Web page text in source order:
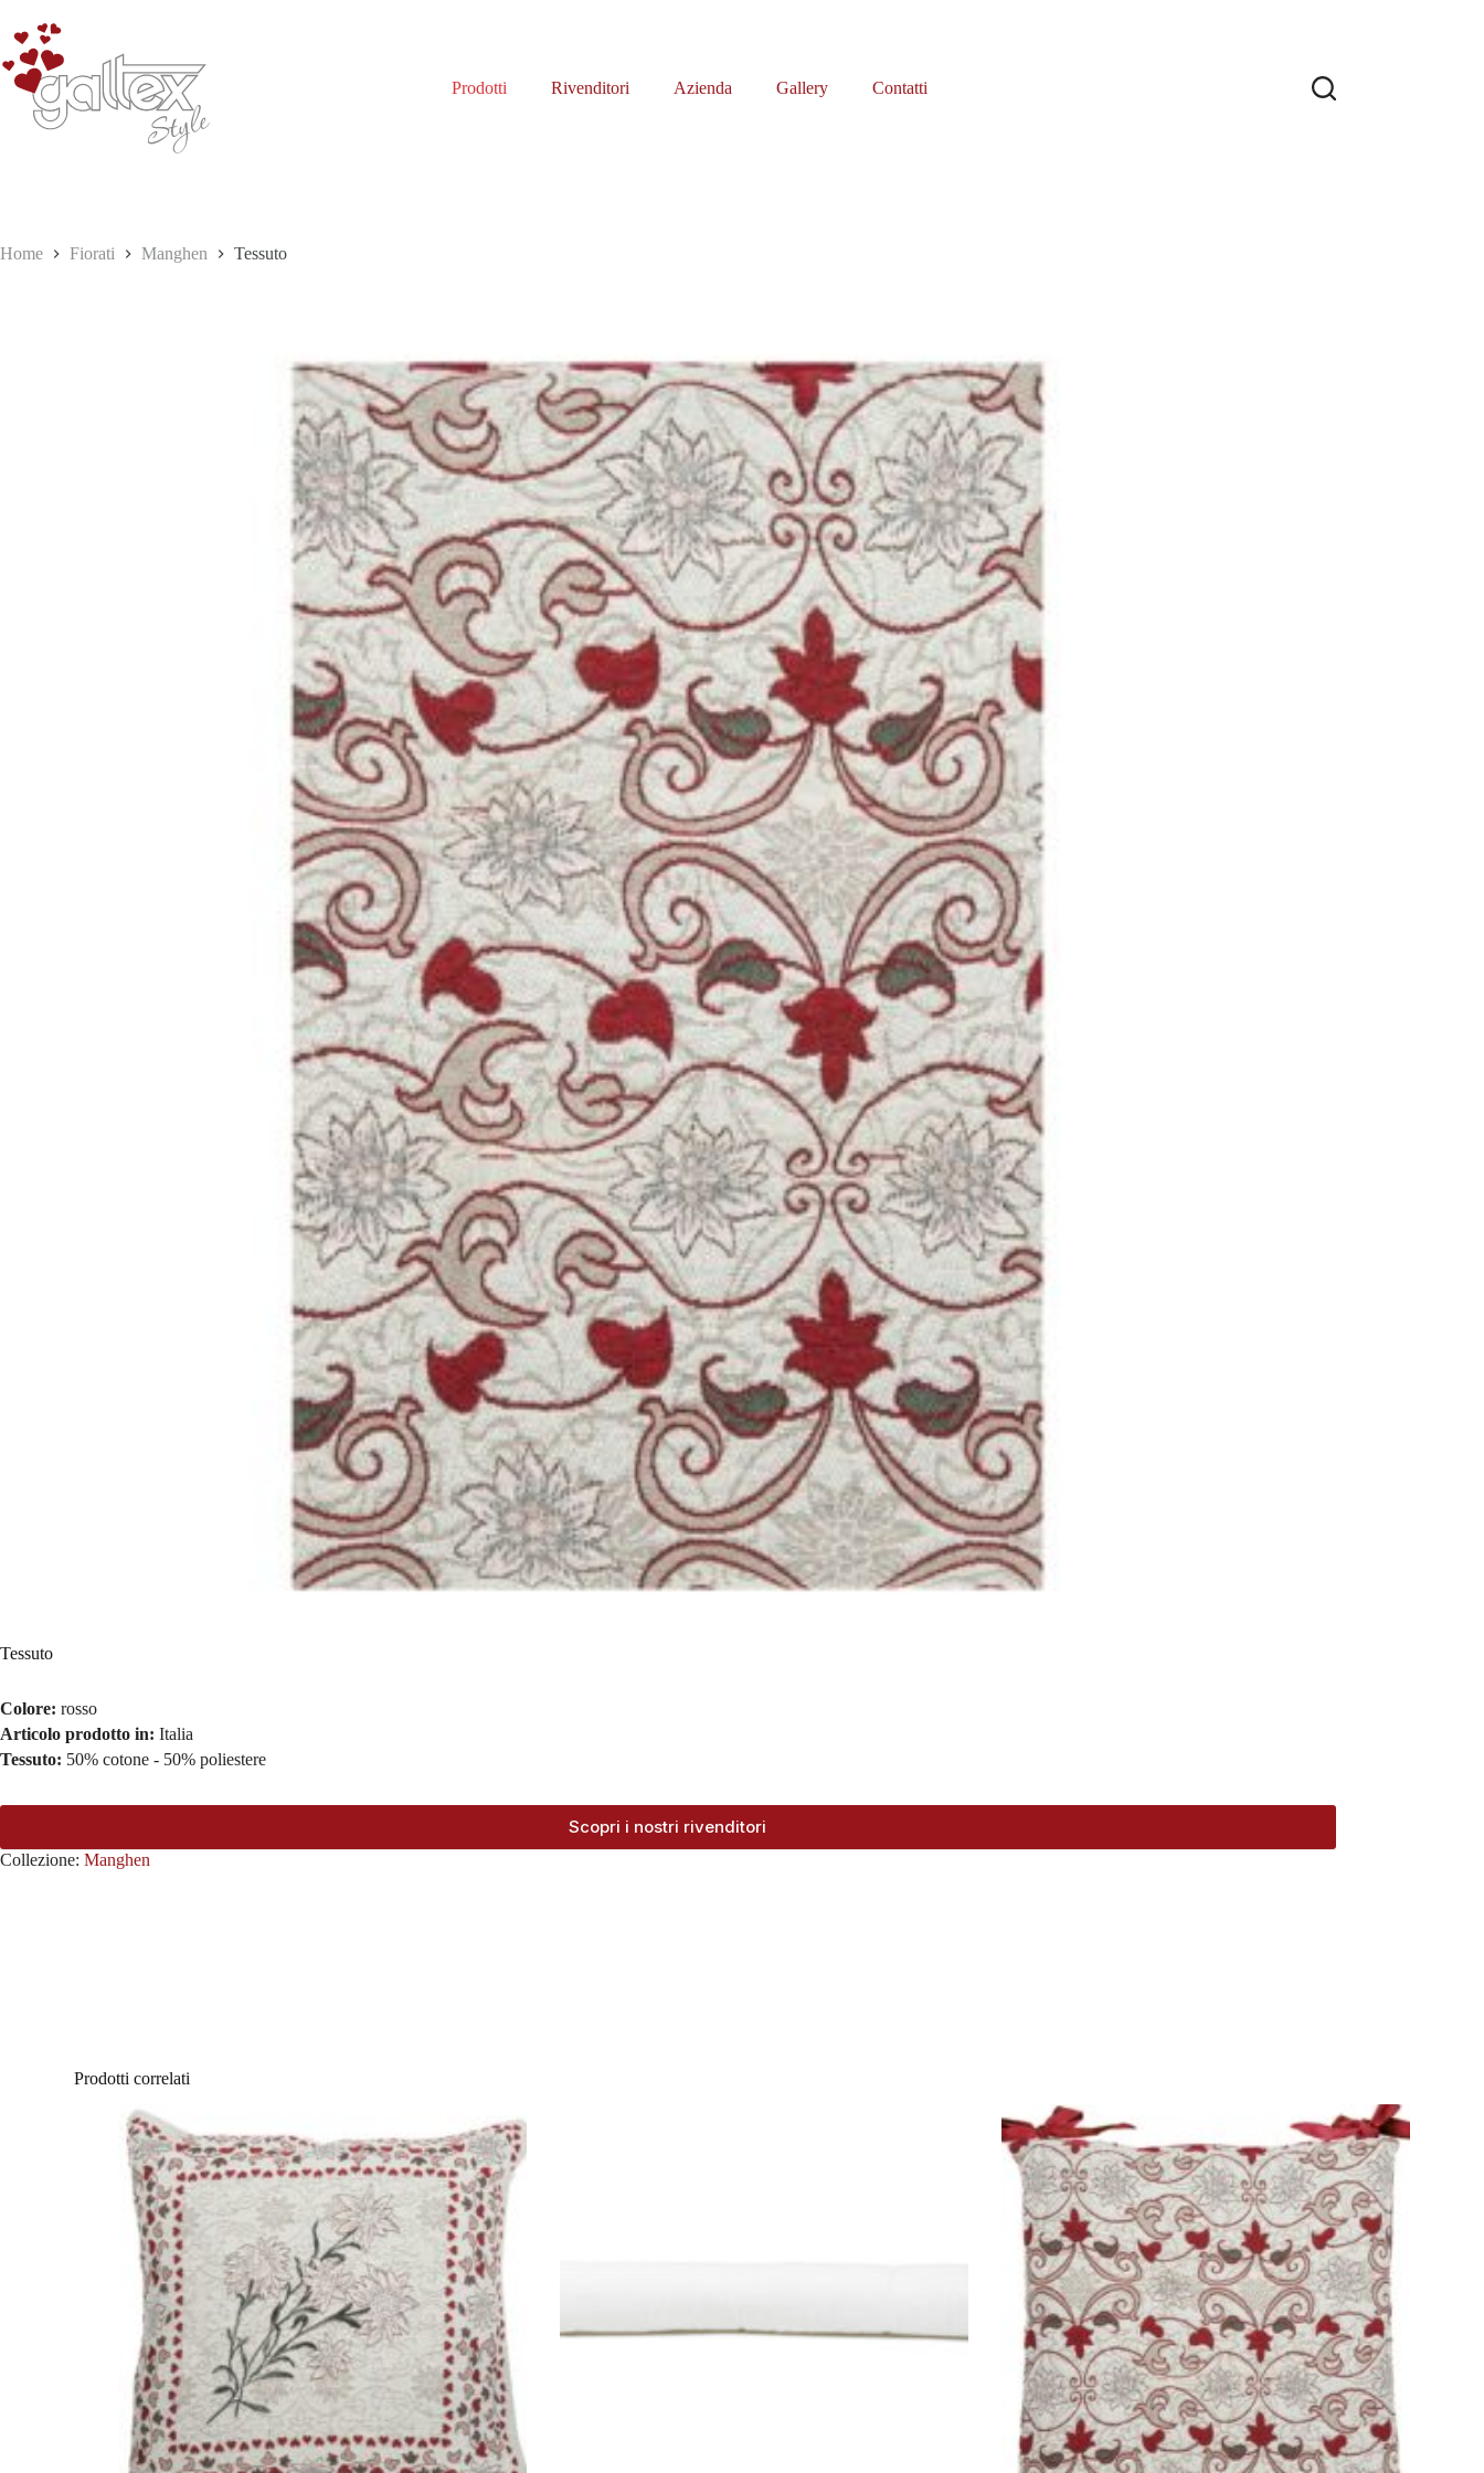
contenuto
Prodotti Rivenditori Azienda Gallery Contatti
Home Fiorati Manghen Tessuto
Tessuto
Colore: rosso
Articolo prodotto in: Italia
Tessuto: 50% cotone - 50% poliestere
Scopri i nostri rivenditori
Collezione: Manghen
Prodotti correlati